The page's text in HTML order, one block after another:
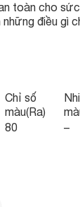
toàn cho
điều gì
Chỉ số
màu(Ra)
80 –